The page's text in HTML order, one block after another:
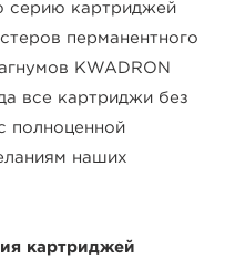
серию картриджей
перманентного
KWADRON
все картриджи без
полноценной
наших
картриджей